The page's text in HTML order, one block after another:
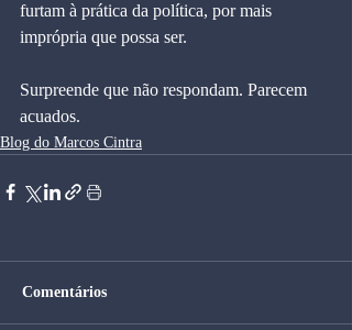
furtam à prática da política, por mais
imprópria que possa ser.
Surpreende que não respondam. Parecem
acuados.
Blog do Marcos Cintra
Comentários